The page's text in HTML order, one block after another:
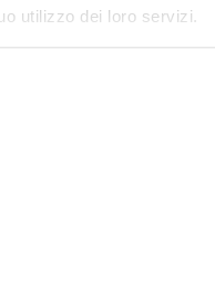
utilizzo dei loro servizi.
Sport
Vero Volley